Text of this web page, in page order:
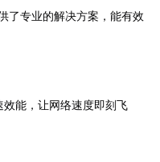
了专业的解决方案，能有效
能，让网络速度即刻飞